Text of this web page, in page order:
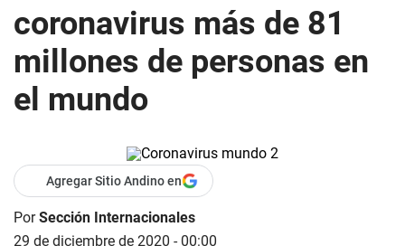
coronavirus más de 81
millones de personas en
el mundo
Agregar Sitio Andino en
PorSección Internacionales
29 de diciembre de 2020 - 00:00